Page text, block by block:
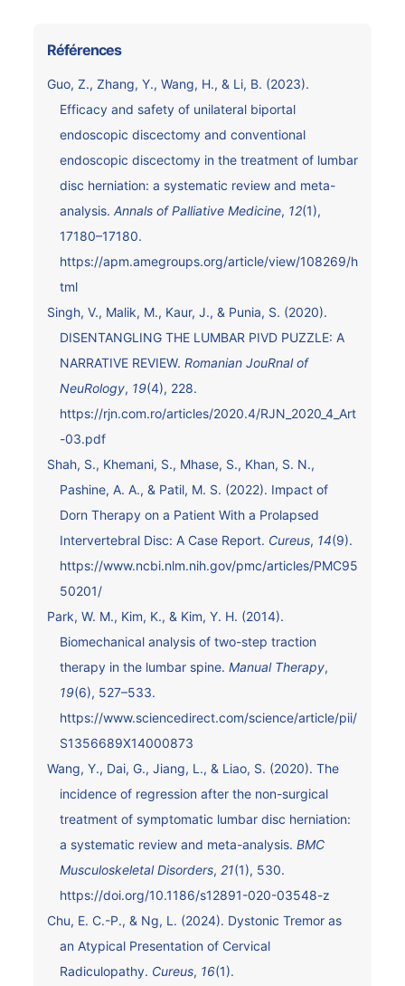
Références
Guo, Z., Zhang, Y., Wang, H., & Li, B. (2023).
Efficacy and safety of unilateral biportal
endoscopic discectomy and conventional
endoscopic discectomy in the treatment of lumbar
disc herniation: a systematic review and meta-
analysis. Annals of Palliative Medicine, 12(1),
17180–17180.
https://apm.amegroups.org/article/view/108269/h
tml
Singh, V., Malik, M., Kaur, J., & Punia, S. (2020).
DISENTANGLING THE LUMBAR PIVD PUZZLE: A
NARRATIVE REVIEW. Romanian JouRnal of
NeuRology, 19(4), 228.
https://rjn.com.ro/articles/2020.4/RJN_2020_4_Art
-03.pdf
Shah, S., Khemani, S., Mhase, S., Khan, S. N.,
Pashine, A. A., & Patil, M. S. (2022). Impact of
Dorn Therapy on a Patient With a Prolapsed
Intervertebral Disc: A Case Report. Cureus, 14(9).
https://www.ncbi.nlm.nih.gov/pmc/articles/PMC95
50201/
Park, W. M., Kim, K., & Kim, Y. H. (2014).
Biomechanical analysis of two-step traction
therapy in the lumbar spine. Manual Therapy,
19(6), 527–533.
https://www.sciencedirect.com/science/article/pii/
S1356689X14000873
Wang, Y., Dai, G., Jiang, L., & Liao, S. (2020). The
incidence of regression after the non-surgical
treatment of symptomatic lumbar disc herniation:
a systematic review and meta-analysis. BMC
Musculoskeletal Disorders, 21(1), 530.
https://doi.org/10.1186/s12891-020-03548-z
Chu, E. C.-P., & Ng, L. (2024). Dystonic Tremor as
an Atypical Presentation of Cervical
Radiculopathy. Cureus, 16(1).